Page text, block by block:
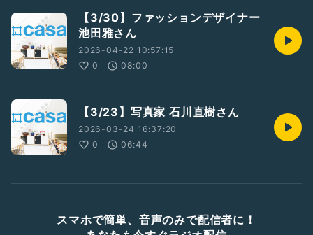
【3/30】ファッションデザイナー
池田雅さん
2026-04-22 10:57:15
0
08:00
【3/23】写真家 石川直樹さん
2026-03-24 16:37:20
0
06:44
スマホで簡単、音声のみで配信者に！